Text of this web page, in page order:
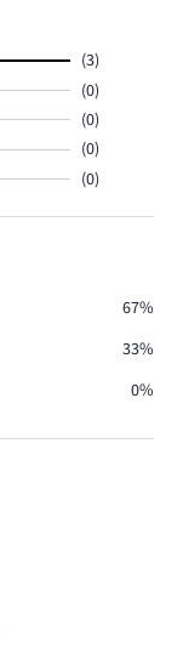
(3)
(0)
(0)
(0)
(0)
67%
33%
0%